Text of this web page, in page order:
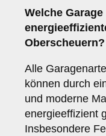
Welche
Oberscheuern?
Alle
können durch
und moderne
energieeffizient
Insbesondere